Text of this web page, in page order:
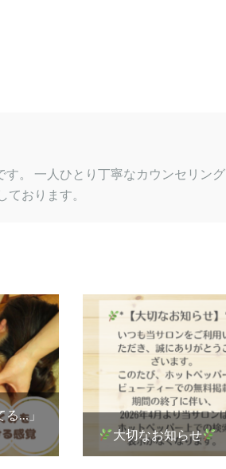
す。 一人ひとり丁寧なカウンセリング
おります。
る…」
大切なお知らせ